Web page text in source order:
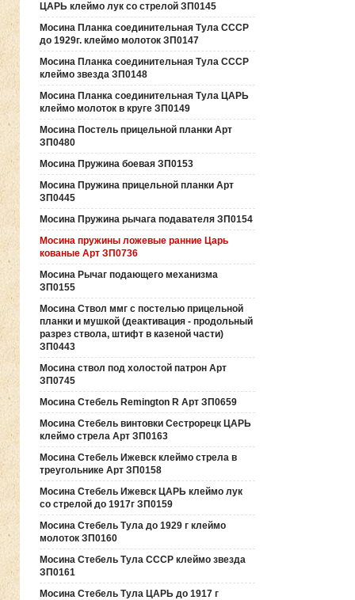
ЦАРЬ клеймо лук со стрелой ЗП0145
Мосина Планка соединительная Тула СССР
до 1929г. клеймо молоток ЗП0147
Мосина Планка соединительная Тула СССР
клеймо звезда ЗП0148
Мосина Планка соединительная Тула ЦАРЬ
клеймо молоток в круге ЗП0149
Мосина Постель прицельной планки Арт
ЗП0480
Мосина Пружина боевая ЗП0153
Мосина Пружина прицельной планки Арт
ЗП0445
Мосина Пружина рычага подавателя ЗП0154
Мосина пружины ложевые ранние Царь
кованые Арт ЗП0736
Мосина Рычаг подающего механизма
ЗП0155
Мосина Ствол ммг с постелью прицельной
планки и мушкой (деактивация - продольный
разрез ствола, штифт в казеной части)
ЗП0443
Мосина ствол под холостой патрон Арт
ЗП0745
Мосина Стебель Remington R Арт ЗП0659
Мосина Стебель винтовки Сестрорецк ЦАРЬ
клеймо стрела Арт ЗП0163
Мосина Стебель Ижевск клеймо стрела в
треугольнике Арт ЗП0158
Мосина Стебель Ижевск ЦАРЬ клеймо лук
со стрелой до 1917г ЗП0159
Мосина Стебель Тула до 1929 г клеймо
молоток ЗП0160
Мосина Стебель Тула СССР клеймо звезда
ЗП0161
Мосина Стебель Тула ЦАРЬ до 1917 г